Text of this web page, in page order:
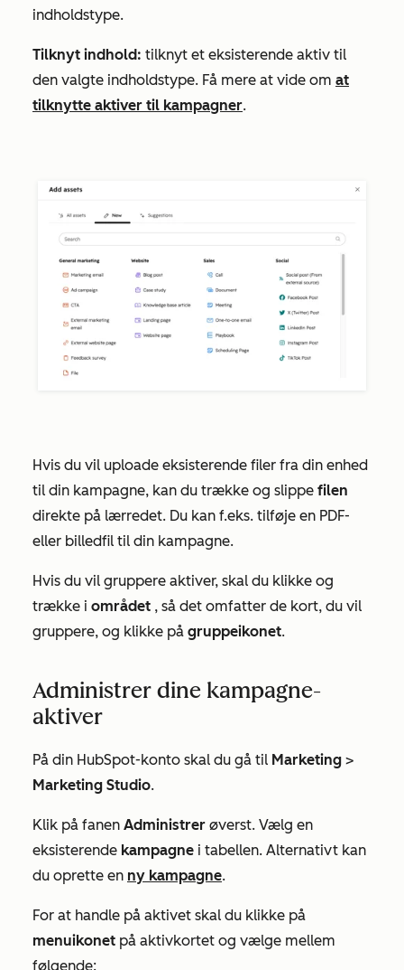
indholdstype.
Tilknyt indhold: tilknyt et eksisterende aktiv til
den valgte indholdstype. Få mere at vide om at
tilknytte aktiver til kampagner.
Hvis du vil uploade eksisterende filer fra din enhed
til din kampagne, kan du trække og slippe filen
direkte på lærredet. Du kan f.eks. tilføje en PDF-
eller billedfil til din kampagne.
Hvis du vil gruppere aktiver, skal du klikke og
trække i området , så det omfatter de kort, du vil
gruppere, og klikke på gruppeikonet.
Administrer dine kampagne-
aktiver
På din HubSpot-konto skal du gå til Marketing >
Marketing Studio.
Klik på fanen Administrer øverst. Vælg en
eksisterende kampagne i tabellen. Alternativt kan
du oprette en ny kampagne.
For at handle på aktivet skal du klikke på
menuikonet på aktivkortet og vælge mellem
følgende: